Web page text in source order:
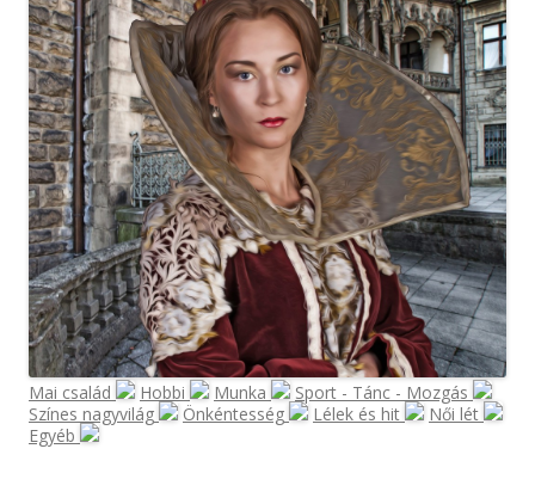
Mai család Hobbi Munka
Sport - Tánc - Mozgás
Színes nagyvilág
Önkéntesség Lélek és hit
Női lét
Egyéb